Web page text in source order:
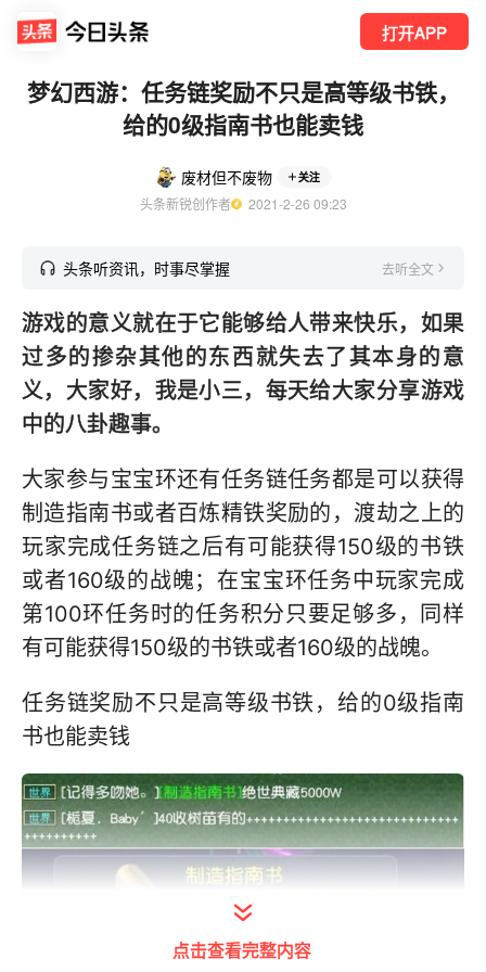
打开APP
梦幻西游：任务链奖励不只是高等级书铁，
给的0级指南书也能卖钱
废材但不废物 关注
头条新锐创作者
  2021-2-26 09:23
头条听资讯，时事尽掌握 去听全文
游戏的意义就在于它能够给人带来快乐，如果
过多的掺杂其他的东西就失去了其本身的意
义，大家好，我是小三，每天给大家分享游戏
中的八卦趣事。
大家参与宝宝环还有任务链任务都是可以获得
制造指南书或者百炼精铁奖励的，渡劫之上的
玩家完成任务链之后有可能获得150级的书铁
或者160级的战魄；在宝宝环任务中玩家完成
第100环任务时的任务积分只要足够多，同样
有可能获得150级的书铁或者160级的战魄。
任务链奖励不只是高等级书铁，给的0级指南
书也能卖钱
点击查看完整内容